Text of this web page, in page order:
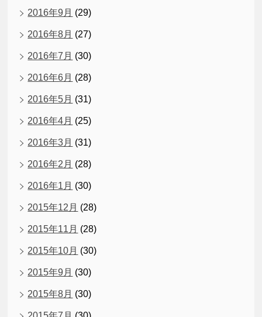
2016年9月 (29)
2016年8月 (27)
2016年7月 (30)
2016年6月 (28)
2016年5月 (31)
2016年4月 (25)
2016年3月 (31)
2016年2月 (28)
2016年1月 (30)
2015年12月 (28)
2015年11月 (28)
2015年10月 (30)
2015年9月 (30)
2015年8月 (30)